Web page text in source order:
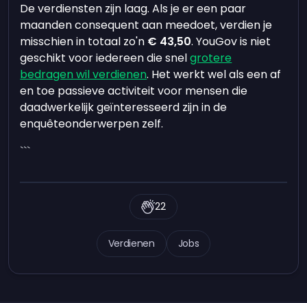
De verdiensten zijn laag. Als je er een paar
maanden consequent aan meedoet, verdien je
misschien in totaal zo'n € 43,50. YouGov is niet
geschikt voor iedereen die snelgrotere
bedragen wil verdienen. Het werkt wel als een af
en toe passieve activiteit voor mensen die
daadwerkelijk geïnteresseerd zijn in de
enquêteonderwerpen zelf.
```
Verdienen Jobs
22